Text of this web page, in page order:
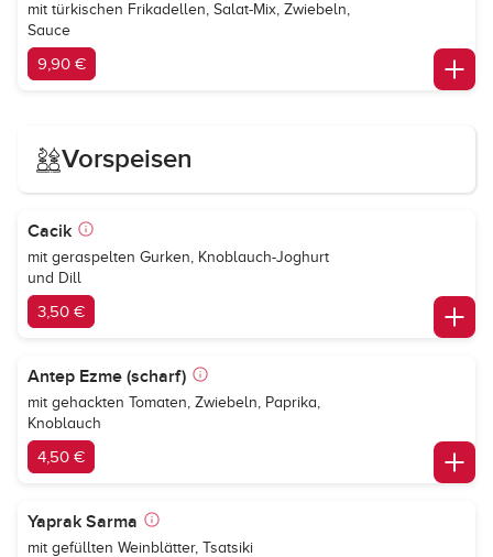
mit türkischen Frikadellen, Salat-Mix, Zwiebeln,
Sauce
9,90 €
Vorspeisen
Cacik
mit geraspelten Gurken, Knoblauch-Joghurt
und Dill
3,50 €
Antep Ezme (scharf)
mit gehackten Tomaten, Zwiebeln, Paprika,
Knoblauch
4,50 €
Yaprak Sarma
mit gefüllten Weinblätter, Tsatsiki